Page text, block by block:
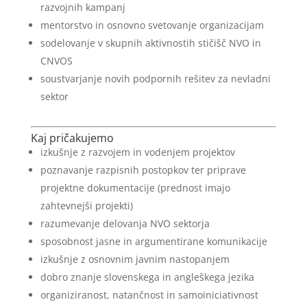
razvojnih kampanj
mentorstvo in osnovno svetovanje organizacijam
sodelovanje v skupnih aktivnostih stičišč NVO in
CNVOS
soustvarjanje novih podpornih rešitev za nevladni
sektor
Kaj pričakujemo
izkušnje z razvojem in vodenjem projektov
poznavanje razpisnih postopkov ter priprave
projektne dokumentacije (prednost imajo
zahtevnejši projekti)
razumevanje delovanja NVO sektorja
sposobnost jasne in argumentirane komunikacije
izkušnje z osnovnim javnim nastopanjem
dobro znanje slovenskega in angleškega jezika
organiziranost, natančnost in samoiniciativnost